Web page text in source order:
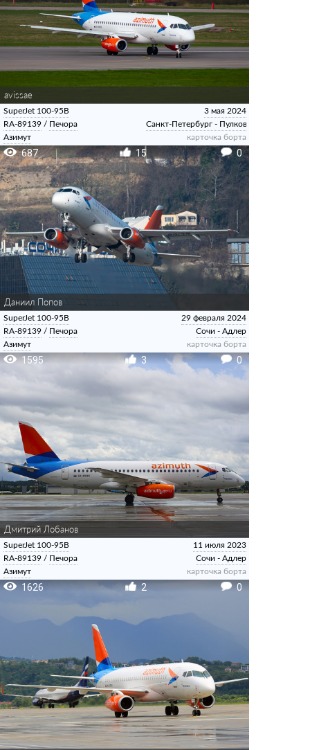
avissae
SuperJet 100-95B
RA-89139 / Печора
Азимут
3 мая 2024
Санкт-Петербург - Пулково
карточка борта
687 15 0
Даниил Попов
SuperJet 100-95B
RA-89139 / Печора
Азимут
29 февраля 2024
Сочи - Адлер
карточка борта
1595 3 0
Дмитрий Лобанов
SuperJet 100-95B
RA-89139 / Печора
Азимут
11 июля 2023
Сочи - Адлер
карточка борта
1626 2 0